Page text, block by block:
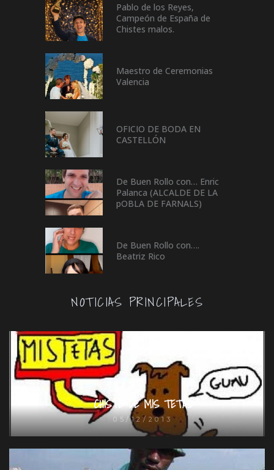
Pablo de los Reyes,
Campeón de España de
Chistes malos.
Maestro de Ceremonias
Valencia
OFICIO DE BODA EN
CASTELLÓN
De Buen Rollo con… Enric
Palanca (ALCALDE DE LA
pOBLA DE FARNALS)
De Buen Rollo con….
Beatriz Rico
NOTICIAS PRINCIPALES
CHISTE DE MIS TETAS
05/12/2013